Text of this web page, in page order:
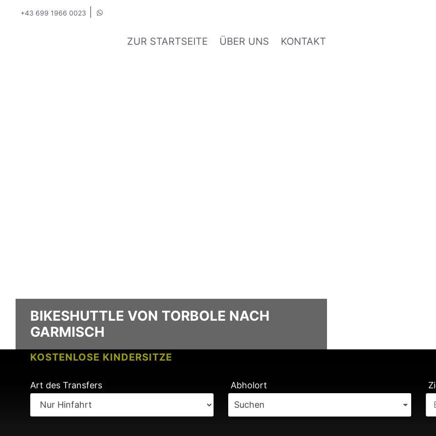
+43 699 1966 0023
ZUR STARTSEITE ÜBER UNS KONTAKT
KOSTENLOSE KINDERSITZE
KEINE GEBÜHREN BEI FLUGVERSPÄTUNG
BIKESHUTTLE VON TORBOLE NACH
GARMISCH
Art des Transfers
Abholort
Suchen